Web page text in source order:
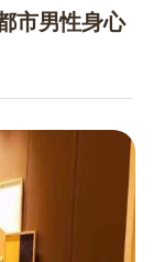
市男性身心